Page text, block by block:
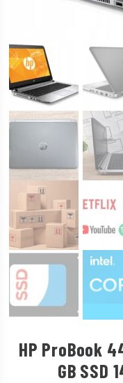
HP ProBook
GB SSD